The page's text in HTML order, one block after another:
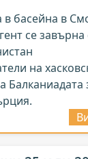
в басейна в
се
на